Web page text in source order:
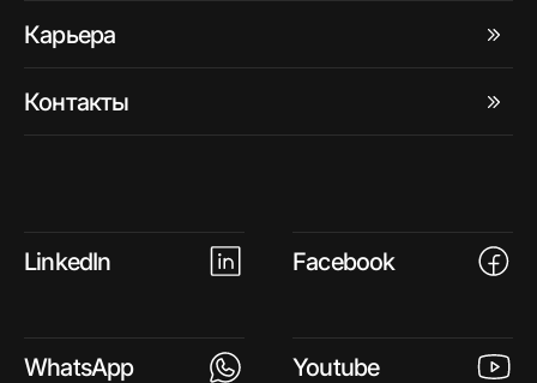
Карьера
Контакты
LinkedIn Facebook
WhatsApp Youtube